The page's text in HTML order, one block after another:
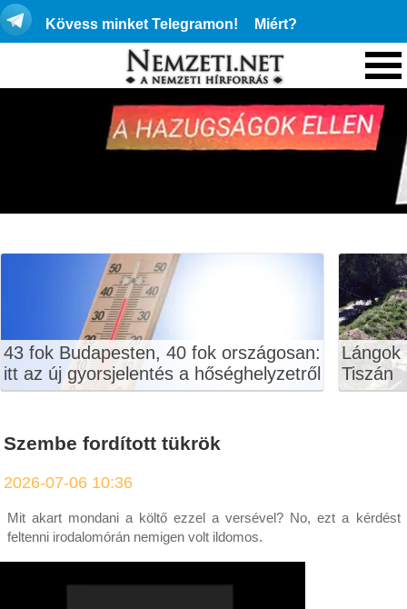
Kövess minket Telegramon! Miért?
43 fok Budapesten, 40 fok országosan:
itt az új gyorsjelentés a hőséghelyzetről
Lángok
Tiszán
Szembe fordított tükrök
2026-07-06 10:36
Mit akart mondani a költő ezzel a versével? No, ezt a kérdést
feltenni irodalomórán nemigen volt ildomos.